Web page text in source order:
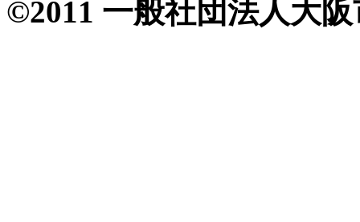
©2011 一般社団法人大